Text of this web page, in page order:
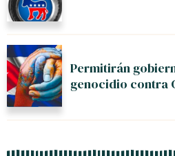
Permitirán
genocidio contra